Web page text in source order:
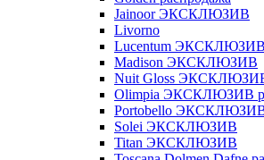
Jainoor ЭКСКЛЮЗИВ
Livorno
Lucentum ЭКСКЛЮЗИВ
Madison ЭКСКЛЮЗИВ
Nuit Gloss
Olimpia ЭКСКЛЮЗИВ
Portobello ЭКСКЛЮЗИВ
Solei ЭКСКЛЮЗИВ
Titan ЭКСКЛЮЗИВ